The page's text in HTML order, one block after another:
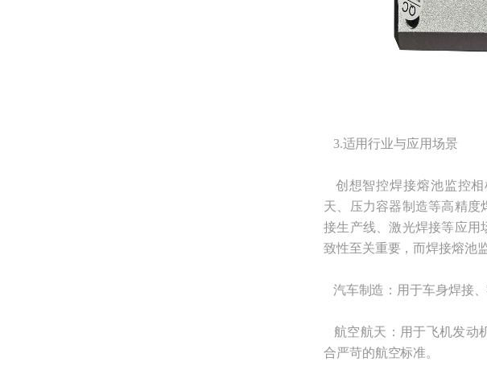
3.适用行业与应用场景
创想智控焊接熔池监控相
天、压力容器制造等高精度
接生产线、激光焊接等应用
致性至关重要，而焊接熔池
汽车制造：用于车身焊接
航空航天：用于飞机发动
合严苛的航空标准。